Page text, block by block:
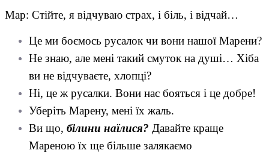
Мар: Стійте, я відчуваю страх, і біль, і відчай…
Це ми боємось русалок чи вони нашої Марени?
Не знаю, але мені такий смуток на душі… Хіба
ви не відчуваєте, хлопці?
Ні, це ж русалки. Вони нас бояться і це добре!
Уберіть Марену, мені їх жаль.
Ви що, білини наїлися? Давайте краще
Мареною їх ще більше залякаємо